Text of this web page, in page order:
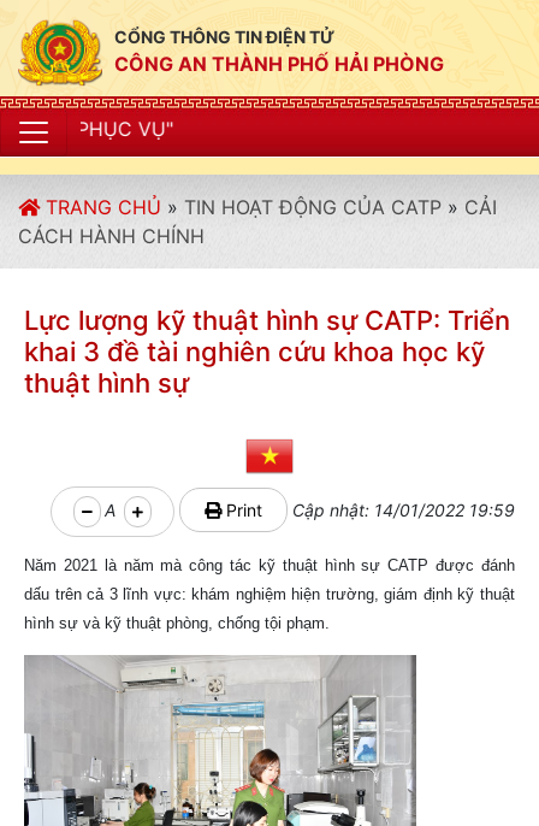
CỔNG THÔNG TIN ĐIỆN TỬ
CÔNG AN THÀNH PHỐ HẢI PHÒNG
TRANG CHỦ » TIN HOẠT ĐỘNG CỦA CATP » CẢI
CÁCH HÀNH CHÍNH
Lực lượng kỹ thuật hình sự CATP: Triển
khai 3 đề tài nghiên cứu khoa học kỹ
thuật hình sự
A Print Cập nhật: 14/01/2022 19:59
Năm 2021 là năm mà công tác kỹ thuật hình sự CATP được đánh
dấu trên cả 3 lĩnh vực: khám nghiệm hiện trường, giám định kỹ thuật
hình sự và kỹ thuật phòng, chống tội phạm.